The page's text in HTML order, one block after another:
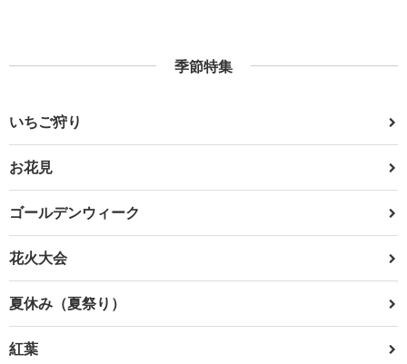
季節特集
いちご狩り
お花見
ゴールデンウィーク
花火大会
夏休み（夏祭り）
紅葉